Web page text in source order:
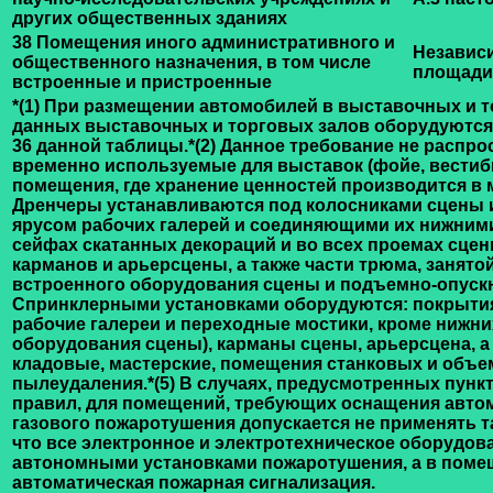
других общественных зданиях
38 Помещения иного административного и
общественного назначения, в том числе
встроенные и пристроенные
площади
*(1) При размещении автомобилей в выставочных и
данных выставочных и торговых залов
36 данной таблицы.*(2) Данное требование не
временно используемые для выставок (фойе,
помещения, где хранение ценностей производится в
Дренчеры устанавливаются под колосниками
ярусом рабочих галерей и соединяющими их
сейфах скатанных декораций и во всех проемах
карманов и арьерсцены, а также части трюма,
встроенного оборудования сцены и подъемно-
Спринклерными установками оборудуются:
рабочие галереи и переходные мостики, кроме
оборудования сцены), карманы сцены, арьерсцена,
кладовые, мастерские, помещения станковых и
пылеудаления.*(5) В случаях, предусмотренных
правил, для помещений, требующих оснащения
газового пожаротушения допускается не применять
что все электронное и электротехническое
автономными установками пожаротушения, а в
автоматическая пожарная сигнализация.